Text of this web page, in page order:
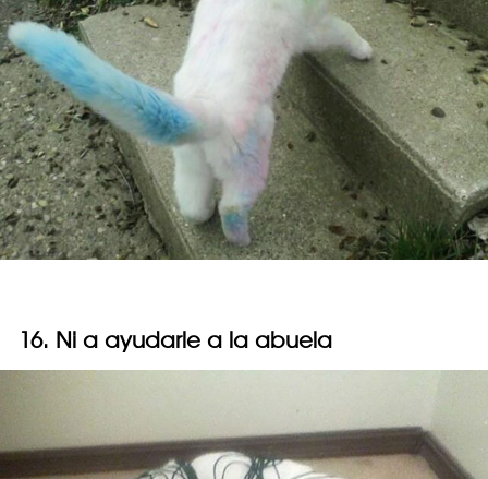
16. Ni a ayudarle a la abuela